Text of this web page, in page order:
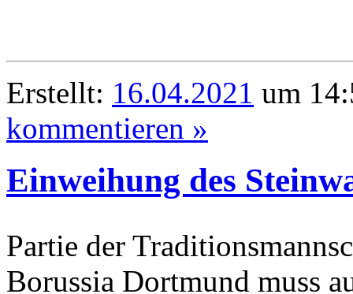
Erstellt: 16.04.2021 um
kommentieren »
Einweihung des
Partie der
Borussia Dortmund muss